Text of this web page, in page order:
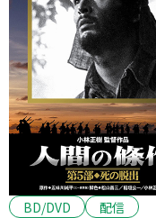
BD/DVD
配信